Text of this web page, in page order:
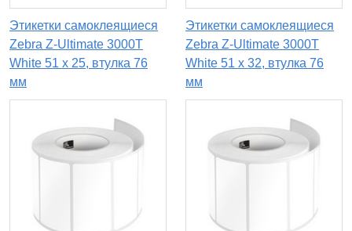
Этикетки самоклеящиеся
Zebra Z-Ultimate 3000T
White 51 x 25, втулка 76
мм
Этикетки самоклеящиеся
Zebra Z-Ultimate 3000T
White 51 x 32, втулка 76
мм